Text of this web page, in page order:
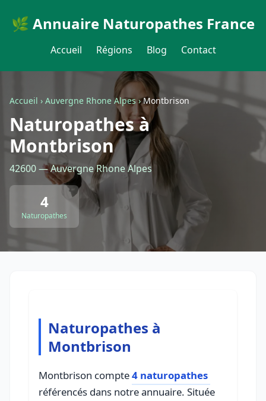
🌿 Annuaire Naturopathes France
Accueil Régions Blog Contact
Accueil › Auvergne Rhone Alpes›Montbrison
Naturopathes à
Montbrison
42600 — Auvergne Rhone Alpes
4
Naturopathes
Naturopathes à
Montbrison
Montbrison compte4 naturopathes
référencés dans notre annuaire. Située